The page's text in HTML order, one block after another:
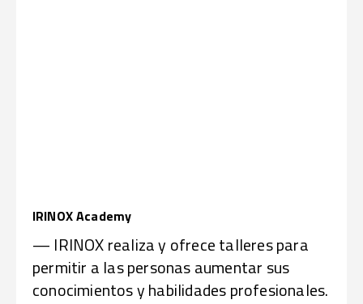
IRINOX Academy
— IRINOX realiza y ofrece talleres para
permitir a las personas aumentar sus
conocimientos y habilidades profesionales.